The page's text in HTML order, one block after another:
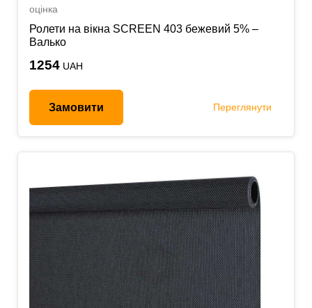
оцінка
Ролети на вікна SCREEN 403 бежевий 5% –
Валько
1254 UAH
Замовити Переглянути